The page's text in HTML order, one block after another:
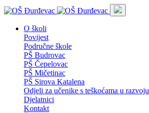
O školi
Povijest
Područne škole
PŠ Budrovac
PŠ Čepelovac
PŠ Mičetinac
PŠ Sirova Katalena
Odjeli za učenike s teškoćama u razvoju
Djelatnici
Kontakt